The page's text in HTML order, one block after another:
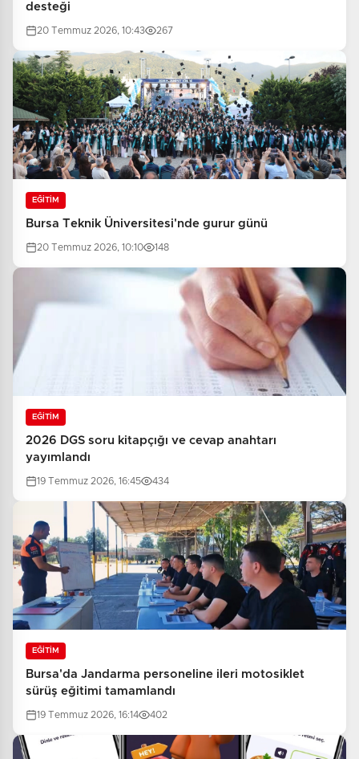
desteği
20 Temmuz 2026, 10:43 267
EĞİTİM
Bursa Teknik Üniversitesi'nde gurur günü
20 Temmuz 2026, 10:10 148
EĞİTİM
2026 DGS soru kitapçığı ve cevap anahtarı
yayımlandı
19 Temmuz 2026, 16:45 434
EĞİTİM
Bursa'da Jandarma personeline ileri motosiklet
sürüş eğitimi tamamlandı
19 Temmuz 2026, 16:14 402